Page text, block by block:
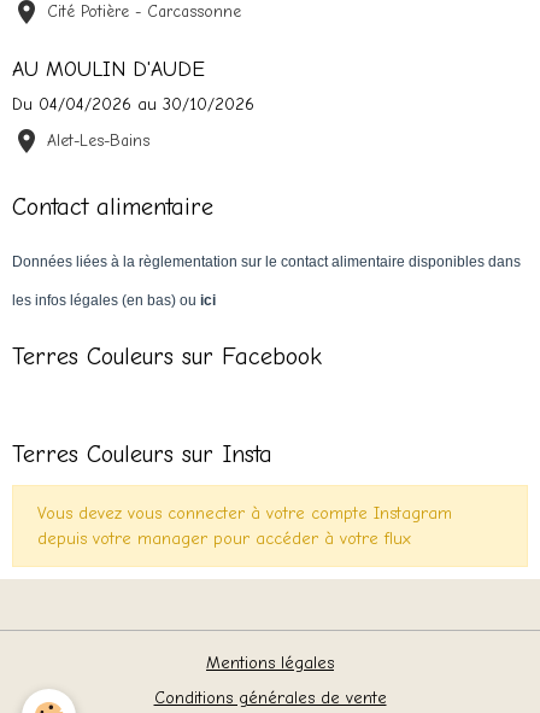
Cité Potière - Carcassonne
AU MOULIN D'AUDE
Du 04/04/2026 au 30/10/2026
Alet-Les-Bains
Contact alimentaire
Données liées à la règlementation sur le contact alimentaire disponibles dans
les infos légales (en bas) ou ici
Terres Couleurs sur Facebook
Terres Couleurs sur Insta
Vous devez vous connecter à votre compte Instagram
depuis votre manager pour accéder à votre flux
Mentions légales
Conditions générales de vente